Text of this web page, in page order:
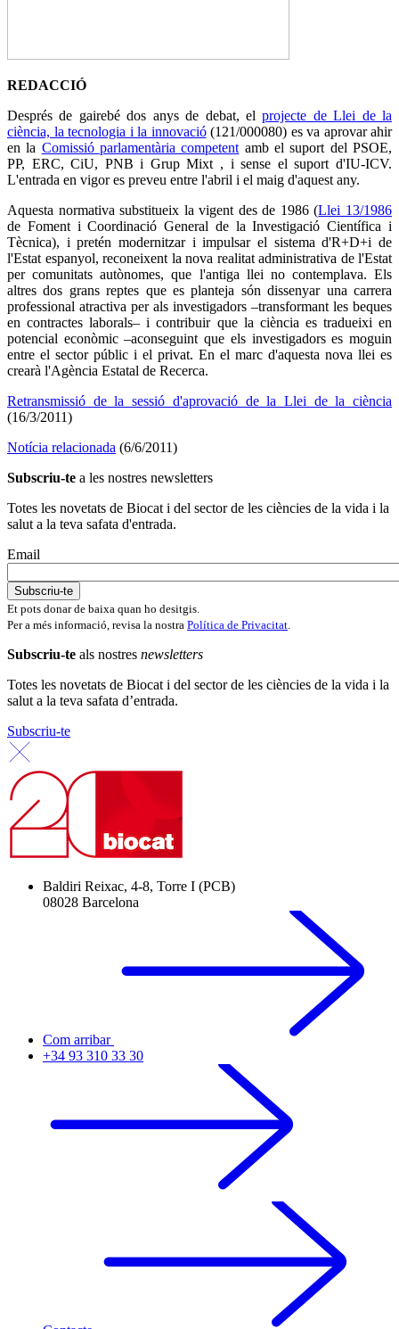
REDACCIÓ
Després de gairebé dos anys de debat, elprojecte de Llei de la
ciència, la tecnologia i la innovació(121/000080) es va aprovar ahir
en la Comissió parlamentària competentamb el suport del PSOE,
PP, ERC, CiU, PNB i Grup Mixt , i sense el suport d'IU-ICV.
L'entrada en vigor es preveu entre l'abril i el maig d'aquest any.
Aquesta normativa substitueix la vigent des de 1986 (Llei 13/1986
de Foment i Coordinació General de la Investigació Científica i
Tècnica), i pretén modernitzar i impulsar el sistema d'R+D+i de
l'Estat espanyol, reconeixent la nova realitat administrativa de l'Estat
per comunitats autònomes, que l'antiga llei no contemplava. Els
altres dos grans reptes que es planteja són dissenyar una carrera
professional atractiva per als investigadors –transformant les beques
en contractes laborals– i contribuir que la ciència es tradueixi en
potencial econòmic –aconseguint que els investigadors es moguin
entre el sector públic i el privat. En el marc d'aquesta nova llei es
crearà l'Agència Estatal de Recerca.
Retransmissió de la sessió d'aprovació de la Llei de la ciència
(16/3/2011)
Notícia relacionada (6/6/2011)
Subscriu-te a les nostres newsletters
Totes les novetats de Biocat i del sector de les ciències de la vida i la
salut a la teva safata d'entrada.
Email
Et pots donar de baixa quan ho desitgis.
Per a més informació, revisa la nostra Política de Privacitat.
Subscriu-te als nostres newsletters
Totes les novetats de Biocat i del sector de les ciències de la vida i la
salut a la teva safata d’entrada.
Subscriu-te
Baldiri Reixac, 4-8, Torre I (PCB)
08028 Barcelona
Com arribar
+34 93 310 33 30